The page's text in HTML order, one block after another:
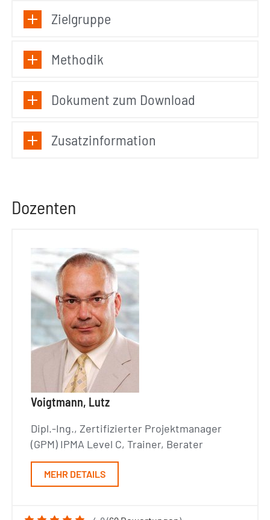
Zielgruppe
Methodik
Dokument zum Download
Zusatzinformation
Dozenten
Voigtmann, Lutz
Dipl.-Ing., Zertifizierter Projektmanager
(GPM) IPMA Level C, Trainer, Berater
MEHR DETAILS